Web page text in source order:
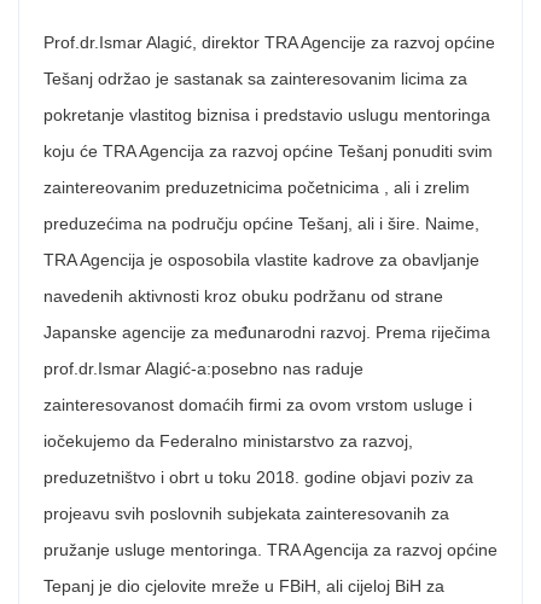
Prof.dr.Ismar Alagić, direktor TRA Agencije za razvoj općine
Tešanj održao je sastanak sa zainteresovanim licima za
pokretanje vlastitog biznisa i predstavio uslugu mentoringa
koju će TRA Agencija za razvoj općine Tešanj ponuditi svim
zaintereovanim preduzetnicima početnicima , ali i zrelim
preduzećima na području općine Tešanj, ali i šire. Naime,
TRA Agencija je osposobila vlastite kadrove za obavljanje
navedenih aktivnosti kroz obuku podržanu od strane
Japanske agencije za međunarodni razvoj. Prema riječima
prof.dr.Ismar Alagić-a:posebno nas raduje
zainteresovanost domaćih firmi za ovom vrstom usluge i
iočekujemo da Federalno ministarstvo za razvoj,
preduzetništvo i obrt u toku 2018. godine objavi poziv za
projeavu svih poslovnih subjekata zainteresovanih za
pružanje usluge mentoringa. TRA Agencija za razvoj općine
Tepanj je dio cjelovite mreže u FBiH, ali cijeloj BiH za